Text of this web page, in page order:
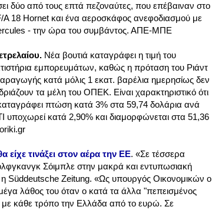
δύο από τους επτά πεζοναύτες, που επέβαιναν στο
18 Hornet και ένα αεροσκάφος ανεφοδιασμού με
- την ώρα του συμβάντος. ΑΠΕ-ΜΠΕ
Νέα βουτιά καταγράφει η τιμή του
εμπορευμάτων, καθώς η πρόταση του Ριάντ
κατά μόλις 1 εκατ. βαρέλια ημερησίως δεν
τα μέλη του ΟΠΕΚ. Είναι χαρακτηριστικό ότι
πτώση κατά 3% στα 59,74 δολάρια ανά
υποχωρεί κατά 2,90% και διαμορφώνεται στα 51,36
είχε τινάξει στον αέρα την ΕΕ. «Σε τέσσερα
Σόιμπλε στην μακρά και εντυπωσιακή
η Süddeutsche Zeitung. «Ως υπουργός Οικονομικών ο
λάθος του όταν ο κατά τα άλλα "πεπεισμένος
με κάθε τρόπο την Ελλάδα από το ευρώ. Σε